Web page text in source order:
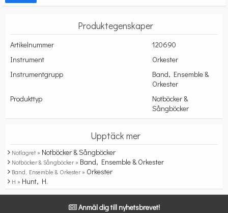
Produktegenskaper
Artikelnummer
120690
Instrument
Orkester
Instrumentgrupp
Band, Ensemble &
Orkester
Produkttyp
Notböcker &
Sångböcker
Upptäck mer
Notlagret » Notböcker & Sångböcker
Notböcker & Sångböcker » Band, Ensemble & Orkester
Band, Ensemble & Orkester » Orkester
H » Hunt, H.
Anmäl dig till nyhetsbrevet!